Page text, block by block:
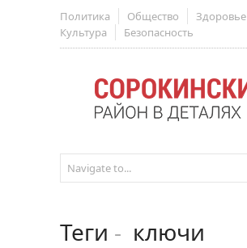
Политика Общество
Здоровье
Культура
Безопасность
Теги - ключи